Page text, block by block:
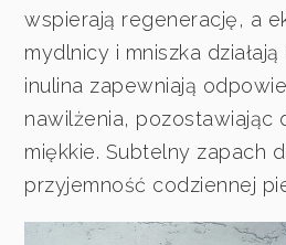
wspierają regenerację, a
mydlnicy i mniszka
inulina zapewniają
nawilżenia, pozostawiając
miękkie. Subtelny zapach
przyjemność codziennej